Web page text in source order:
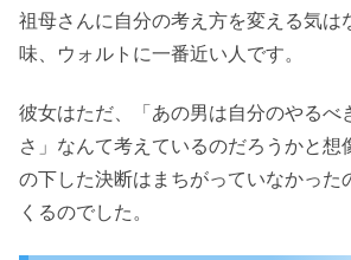
祖母さんに自分の考え方を変える気は
味、ウォルトに一番近い人です。
彼女はただ、「あの男は自分のやるべ
さ」なんて考えているのだろうかと想
の下した決断はまちがっていなかった
くるのでした。